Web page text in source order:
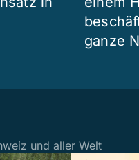
ganze
und aller Welt